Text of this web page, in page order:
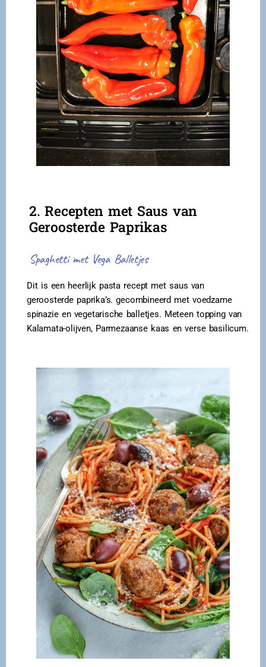
2. Recepten met Saus van
Geroosterde Paprikas
Spaghetti met Vega Balletjes
Dit is een heerlijk pasta recept met saus van
geroosterde paprika’s. gecombineerd met voedzame
spinazie en vegetarische balletjes. Meteen topping van
Kalamata-olijven, Parmezaanse kaas en verse basilicum.